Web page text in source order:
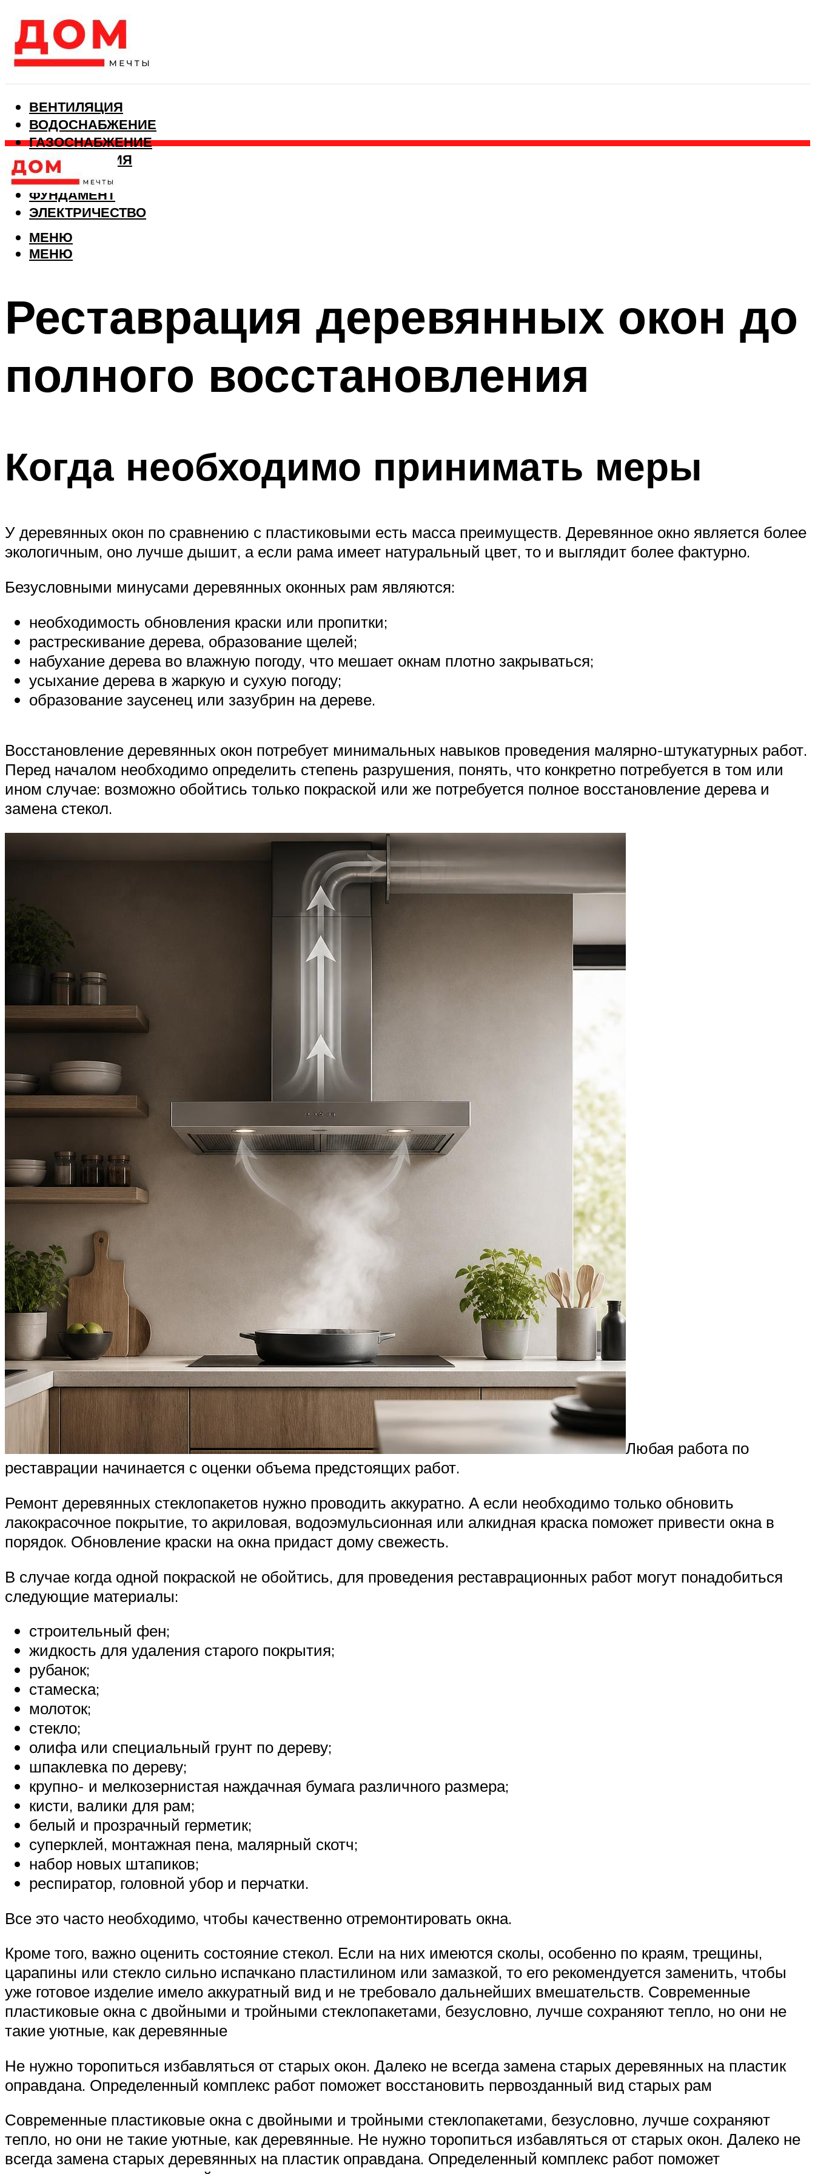
ВЕНТИЛЯЦИЯ
ВОДОСНАБЖЕНИЕ
ГАЗОСНАБЖЕНИЕ
КАНАЛИЗАЦИЯ
ОТОПЛЕНИЕ
ФУНДАМЕНТ
ЭЛЕКТРИЧЕСТВО
МЕНЮ
МЕНЮ
Реставрация деревянных окон до
полного восстановления
Когда необходимо принимать меры
У деревянных окон по сравнению с пластиковыми есть масса преимуществ. Деревянное окно является более
экологичным, оно лучше дышит, а если рама имеет натуральный цвет, то и выглядит более фактурно.
Безусловными минусами деревянных оконных рам являются:
необходимость обновления краски или пропитки;
растрескивание дерева, образование щелей;
набухание дерева во влажную погоду, что мешает окнам плотно закрываться;
усыхание дерева в жаркую и сухую погоду;
образование заусенец или зазубрин на дереве.
Восстановление деревянных окон потребует минимальных навыков проведения малярно-штукатурных работ.
Перед началом необходимо определить степень разрушения, понять, что конкретно потребуется в том или
ином случае: возможно обойтись только покраской или же потребуется полное восстановление дерева и
замена стекол.
Любая работа по
реставрации начинается с оценки объема предстоящих работ.
Ремонт деревянных стеклопакетов нужно проводить аккуратно. А если необходимо только обновить
лакокрасочное покрытие, то акриловая, водоэмульсионная или алкидная краска поможет привести окна в
порядок. Обновление краски на окна придаст дому свежесть.
В случае когда одной покраской не обойтись, для проведения реставрационных работ могут понадобиться
следующие материалы:
строительный фен;
жидкость для удаления старого покрытия;
рубанок;
стамеска;
молоток;
стекло;
олифа или специальный грунт по дереву;
шпаклевка по дереву;
крупно- и мелкозернистая наждачная бумага различного размера;
кисти, валики для рам;
белый и прозрачный герметик;
суперклей, монтажная пена, малярный скотч;
набор новых штапиков;
респиратор, головной убор и перчатки.
Все это часто необходимо, чтобы качественно отремонтировать окна.
Кроме того, важно оценить состояние стекол. Если на них имеются сколы, особенно по краям, трещины,
царапины или стекло сильно испачкано пластилином или замазкой, то его рекомендуется заменить, чтобы
уже готовое изделие имело аккуратный вид и не требовало дальнейших вмешательств. Современные
пластиковые окна с двойными и тройными стеклопакетами, безусловно, лучше сохраняют тепло, но они не
такие уютные, как деревянные
Не нужно торопиться избавляться от старых окон. Далеко не всегда замена старых деревянных на пластик
оправдана. Определенный комплекс работ поможет восстановить первозданный вид старых рам
Современные пластиковые окна с двойными и тройными стеклопакетами, безусловно, лучше сохраняют
тепло, но они не такие уютные, как деревянные. Не нужно торопиться избавляться от старых окон. Далеко не
всегда замена старых деревянных на пластик оправдана. Определенный комплекс работ поможет